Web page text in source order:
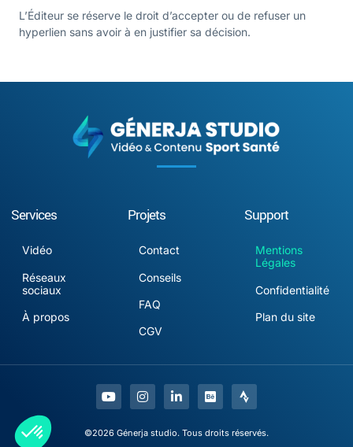
L’Éditeur se réserve le droit d’accepter ou de refuser un
hyperlien sans avoir à en justifier sa décision.
Services
Vidéo
Réseaux
sociaux
À propos
Projets
Contact
Conseils
FAQ
CGV
Support
Mentions
Légales
Confidentialité
Plan du site
©2026 Génerja studio. Tous droits réservés.